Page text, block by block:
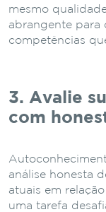
mesmo
abrangente para
competências
3. Avalie
com
análise honesta
atuais em
uma tarefa